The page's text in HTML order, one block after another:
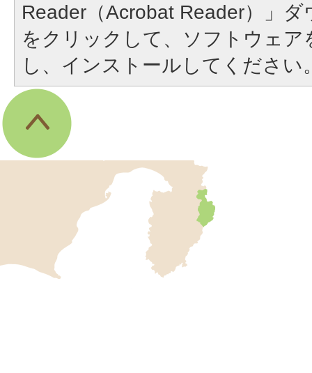
Reader（Acrobat Reader）」
をクリックして、ソフトウェア
し、インストールしてください